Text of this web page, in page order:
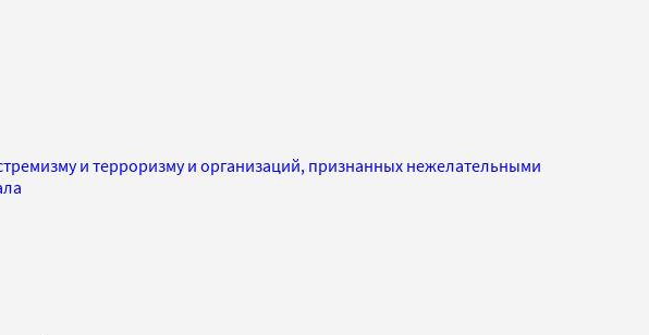
и терроризму и организаций, признанных нежелательными